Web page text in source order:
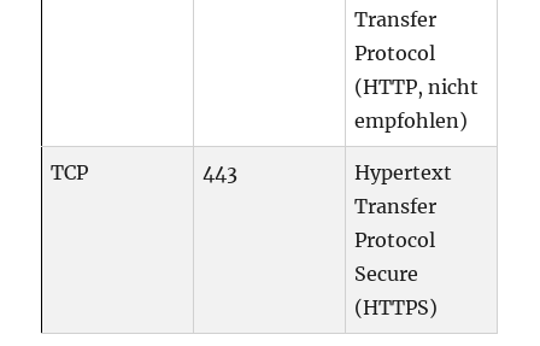
Transfer
Protocol
(HTTP, nicht
empfohlen)
TCP 443
Hypertext
Transfer
Protocol
Secure
(HTTPS)